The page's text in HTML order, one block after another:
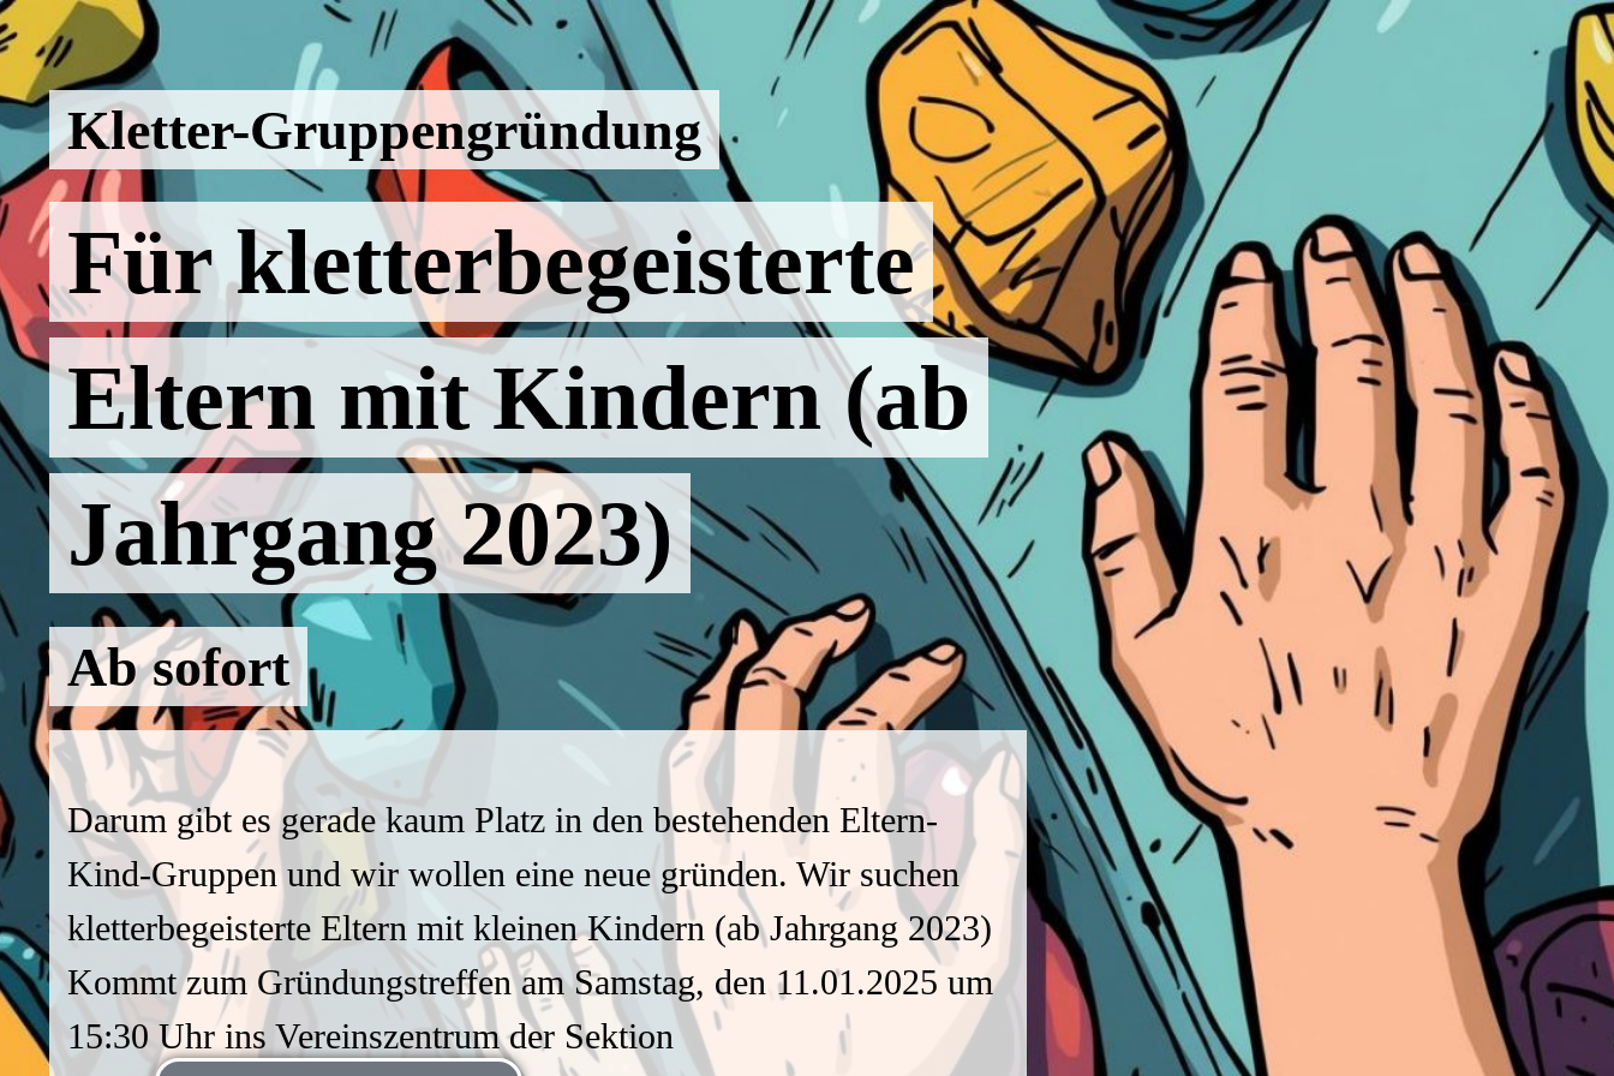
Kletter-Gruppengründung
Für kletterbegeisterte
Eltern mit Kindern (ab
Jahrgang 2023)
Ab sofort
Darum gibt es gerade kaum Platz in den bestehenden Eltern-
Kind-Gruppen und wir wollen eine neue gründen. Wir suchen
kletterbegeisterte Eltern mit kleinen Kindern (ab Jahrgang 2023)
Kommt zum Gründungstreffen am Samstag, den 11.01.2025 um
15:30 Uhr ins Vereinszentrum der Sektion